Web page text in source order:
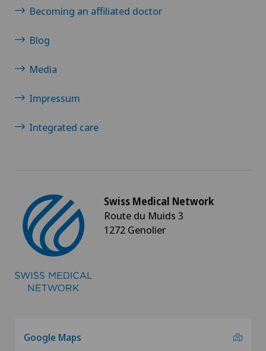
Becoming an affiliated doctor
Blog
Media
Impressum
Integrated care
Swiss Medical Network
Route du Muids 3
1272 Genolier
Google Maps